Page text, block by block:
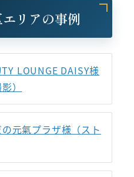
リアの事例
LOUNGE DAISY様
）
元氣プラザ様（スト